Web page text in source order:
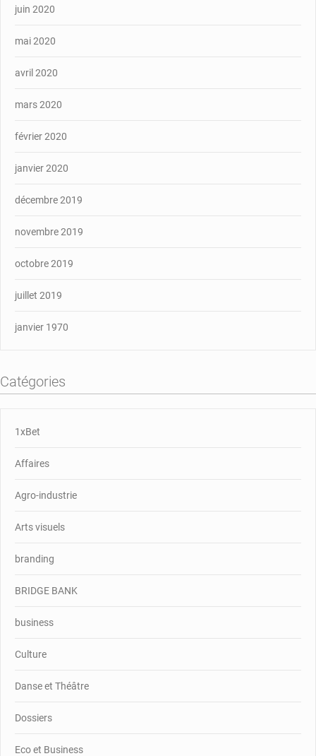
juin 2020
mai 2020
avril 2020
mars 2020
février 2020
janvier 2020
décembre 2019
novembre 2019
octobre 2019
juillet 2019
janvier 1970
Catégories
1xBet
Affaires
Agro-industrie
Arts visuels
branding
BRIDGE BANK
business
Culture
Danse et Théâtre
Dossiers
Eco et Business